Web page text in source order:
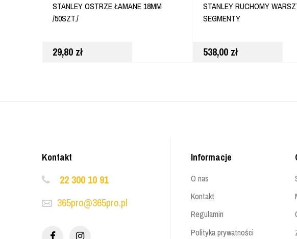
STANLEY OSTRZE ŁAMANE 18MM
/50SZT./
29,80 zł
STANLEY RUCHOMY
SEGMENTY
538,00 zł
Informacje
O nas
Kontakt
Regulamin
Polityka prywatności
Kontakt
22 300 10 91
365pro@365pro.pl